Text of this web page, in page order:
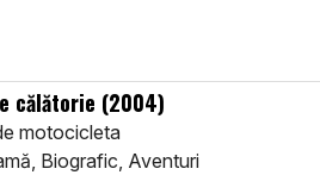
călătorie (2004)
motocicleta
Biografic, Aventuri